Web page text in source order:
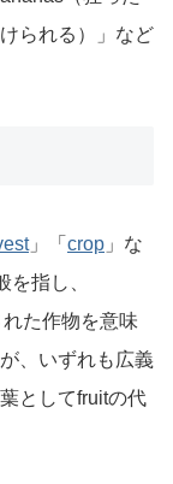
られる）」など
」「 crop 」な
指し、
た作物を意味
、いずれも広義
としてfruitの代